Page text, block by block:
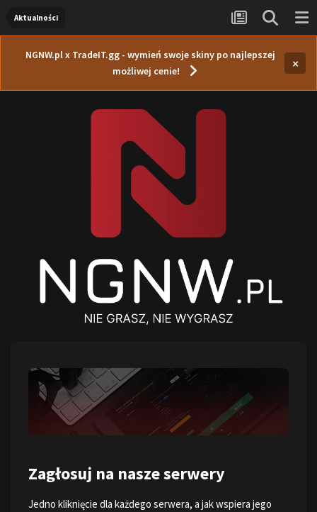
Aktualności
NGNW.pl x TradeIT.gg - wymień swoje skiny po najlepszej
możliwej cenie!
×
Zagłosuj na nasze serwery
Jedno kliknięcie dla każdego serwera, a jak wspiera jego